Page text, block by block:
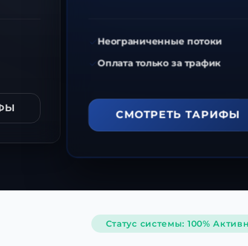
Неограниченные потоки
Оплата только за трафик
СМОТРЕТЬ ТАРИФЫ
Статус системы: 100%